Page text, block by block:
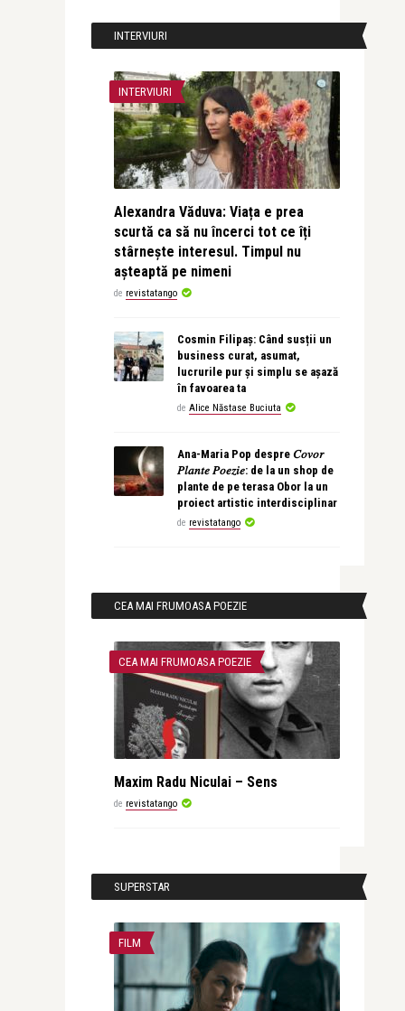
INTERVIURI
INTERVIURI
Alexandra Văduva: Viața e prea
scurtă ca să nu încerci tot ce îți
stârnește interesul. Timpul nu
așteaptă pe nimeni
de revistatango
Cosmin Filipaș: Când susții un
business curat, asumat,
lucrurile pur și simplu se așază
în favoarea ta
de Alice Năstase Buciuta
Ana-Maria Pop despre 𝐶𝑜𝑣𝑜𝑟
𝑃𝑙𝑎𝑛𝑡𝑒 𝑃𝑜𝑒𝑧𝑖𝑒: de la un shop de
plante de pe terasa Obor la un
proiect artistic interdisciplinar
de revistatango
CEA MAI FRUMOASA POEZIE
CEA MAI FRUMOASA POEZIE
Maxim Radu Niculai – Sens
de revistatango
SUPERSTAR
FILM